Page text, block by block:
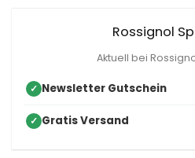
Rossignol
Aktuell bei
✓ Newsletter Gutschein
✓ Gratis Versand